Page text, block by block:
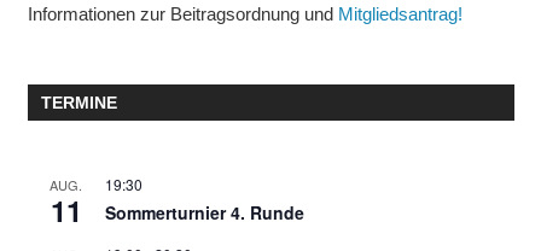
Informationen zur Beitragsordnung und Mitgliedsantrag!
TERMINE
AUG.
11
19:30
Sommerturnier 4. Runde